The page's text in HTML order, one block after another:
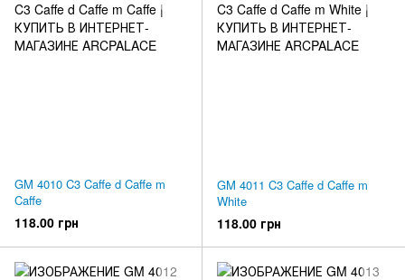
GM 4010 C3 Caffe d Caffe m
Caffe
118.00 грн
GM 4011 C3 Caffe d Caffe m
White
118.00 грн